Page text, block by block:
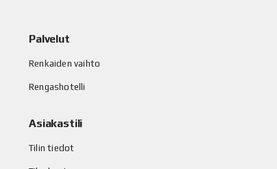
Palvelut
Renkaiden vaihto
Rengashotelli
Asiakastili
Tilin tiedot